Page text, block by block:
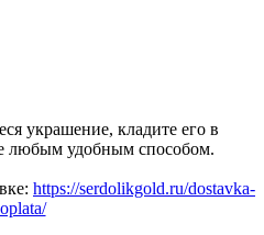
украшение, кладите его в
любым удобным способом.
https://serdolikgold.ru/dostavka-